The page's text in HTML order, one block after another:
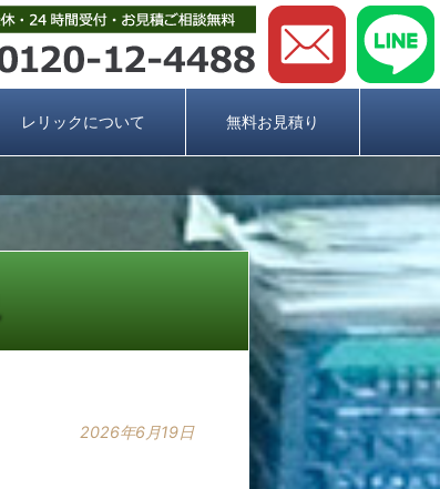
レリックについて 無料お見積り
2026年6月19日